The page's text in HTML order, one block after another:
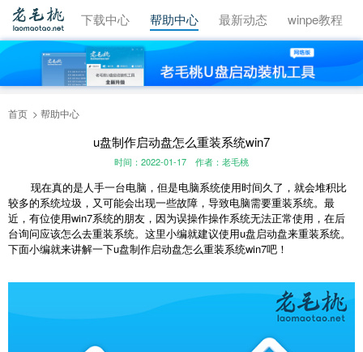
视频教程 下载中心 帮助中心 最新动态 winpe教程
首页 帮助中心
u盘制作启动盘怎么重装系统win7
时间：2022-01-17 作者：老毛桃
现在真的是人手一台电脑，但是电脑系统使用时间久了，就会堆积比
较多的系统垃圾，又可能会出现一些故障，导致电脑需要重装系统。最
近，有位使用win7系统的朋友，因为误操作操作系统无法正常使用，在后
台询问应该怎么去重装系统。这里小编就建议使用u盘启动盘来重装系统。
下面小编就来讲解一下u盘制作启动盘怎么重装系统win7吧！